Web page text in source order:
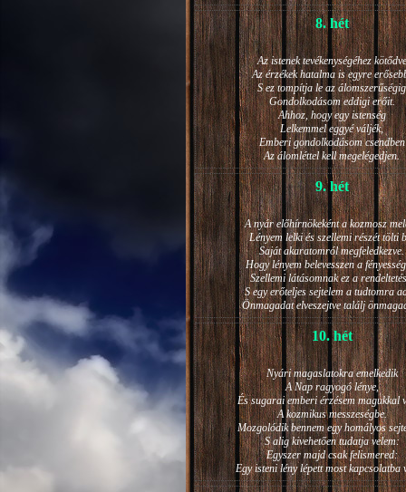
8. hét
Az istenek tevékenységéhez kötődve
Az érzékek hatalma is egyre
S ez tompítja le az álomszerűségig
Gondolkodásom eddigi erőit.
Ahhoz, hogy egy istenség
Lelkemmel eggyé váljék,
Emberi gondolkodásom csendben
Az álomléttel kell megelégedjen.
9. hét
A nyár előhírnökeként a kozmosz
Lényem lelki és szellemi részét tölti
Saját akaratomról megfeledkezve.
Hogy lényem belevesszen a
Szellemi látásomnak ez a
S egy erőteljes sejtelem a tudtomra
Önmagadat elveszejtve találj
10. hét
Nyári magaslatokra emelkedik
A Nap ragyogó lénye,
És sugarai emberi érzésem magukkal
A kozmikus messzeségbe.
Mozgolódik bennem egy homályos
S alig kivehetően tudatja velem:
Egyszer majd csak felismered:
Egy isteni lény lépett most kapcsolatba